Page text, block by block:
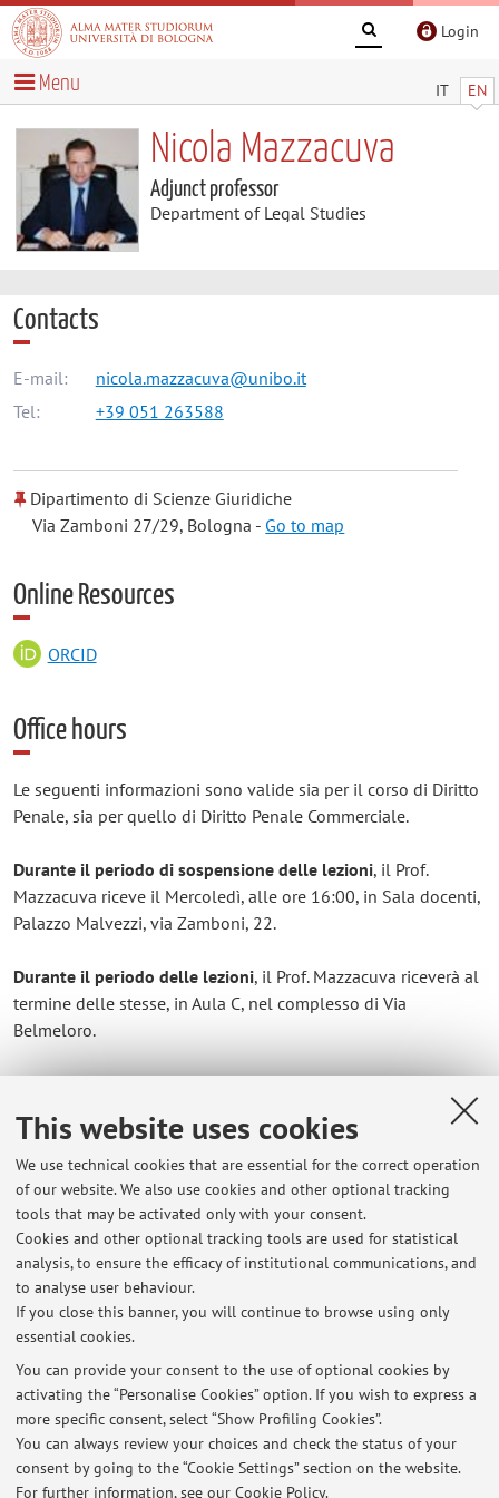
This website uses cookies
We use technical cookies that are essential for the correct operation
of our website. We also use cookies and other optional tracking
tools that may be activated only with your consent.
Cookies and other optional tracking tools are used for statistical
analysis, to ensure the efficacy of institutional communications, and
to analyse user behaviour.
If you close this banner, you will continue to browse using only
essential cookies.
You can provide your consent to the use of optional cookies by
activating the “Personalise Cookies” option. If you wish to express a
more specific consent, select “Show Profiling Cookies”.
You can always review your choices and check the status of your
consent by going to the “Cookie Settings” section on the website.
For further information,see our Cookie Policy.
Login
IT EN
Menu
Nicola Mazzacuva
Adjunct professor
Department of Legal Studies
Contacts
E-mail:
nicola.mazzacuva@unibo.it
Tel:
+39 051 263588
Dipartimento di Scienze Giuridiche
Via Zamboni 27/29, Bologna - Go to map
Online Resources
ORCID
Office hours
Le seguenti informazioni sono valide sia per il corso di Diritto
Penale, sia per quello di Diritto Penale Commerciale.
Durante il periodo di sospensione delle lezioni, il Prof.
Mazzacuva riceve il Mercoledì, alle ore 16:00, in Sala docenti,
Palazzo Malvezzi, via Zamboni, 22.
Durante il periodo delle lezioni, il Prof. Mazzacuva riceverà al
termine delle stesse, in Aula C, nel complesso di Via
Belmeloro.
Il dott. Tommaso Guerini riceve il lunedì, alle ore 15:30, in
Sala Docenti, Palazzo Malvezzi, via Zamboni, 22. In ogni caso,
è necessario verificarne l'effettiva presenza scrivendo una mail
all'indirizzo: tommaso.guerini@unibo.it
Il dott. Lorenzo de Martino riceve il giovedì, alle ore 17:00, in
Sala Ricercatori, Palazzo Malvezzi, via Zamboni, 22. In ogni
caso, è possibile contattarlo all'indirizzo:
lorenzo.demartino@unibo.it
Latest news
At the moment no news are available.